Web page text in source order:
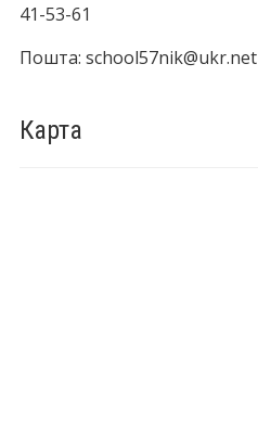
41-53-61
Пошта: school57nik@ukr.net
Карта